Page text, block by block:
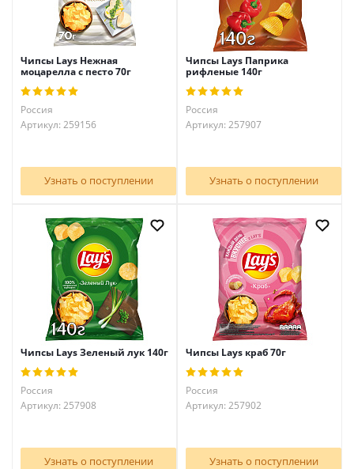
Чипсы Lays Нежная
моцарелла с песто 70г
Россия
Артикул: 259156
Узнать о поступлении
Чипсы Lays Паприка
рифленые 140г
Россия
Артикул: 257907
Узнать о поступлении
Чипсы Lays Зеленый лук 140г
Россия
Артикул: 257908
Узнать о поступлении
Чипсы Lays краб 70г
Россия
Артикул: 257902
Узнать о поступлении